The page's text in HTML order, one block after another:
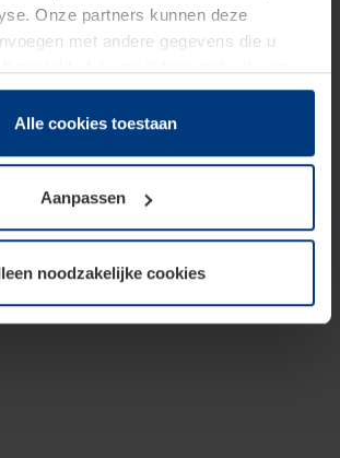
Onze partners kunnen deze
met andere gegevens die u
verzameld.
wij het recht om cookies op uw
absoluut vereist is. Voor alle andere
uw toestemming benodigd. Uw
u op elk moment bij de uitleg van de
Alle cookies toestaan
Aanpassen
noodzakelijke cookies